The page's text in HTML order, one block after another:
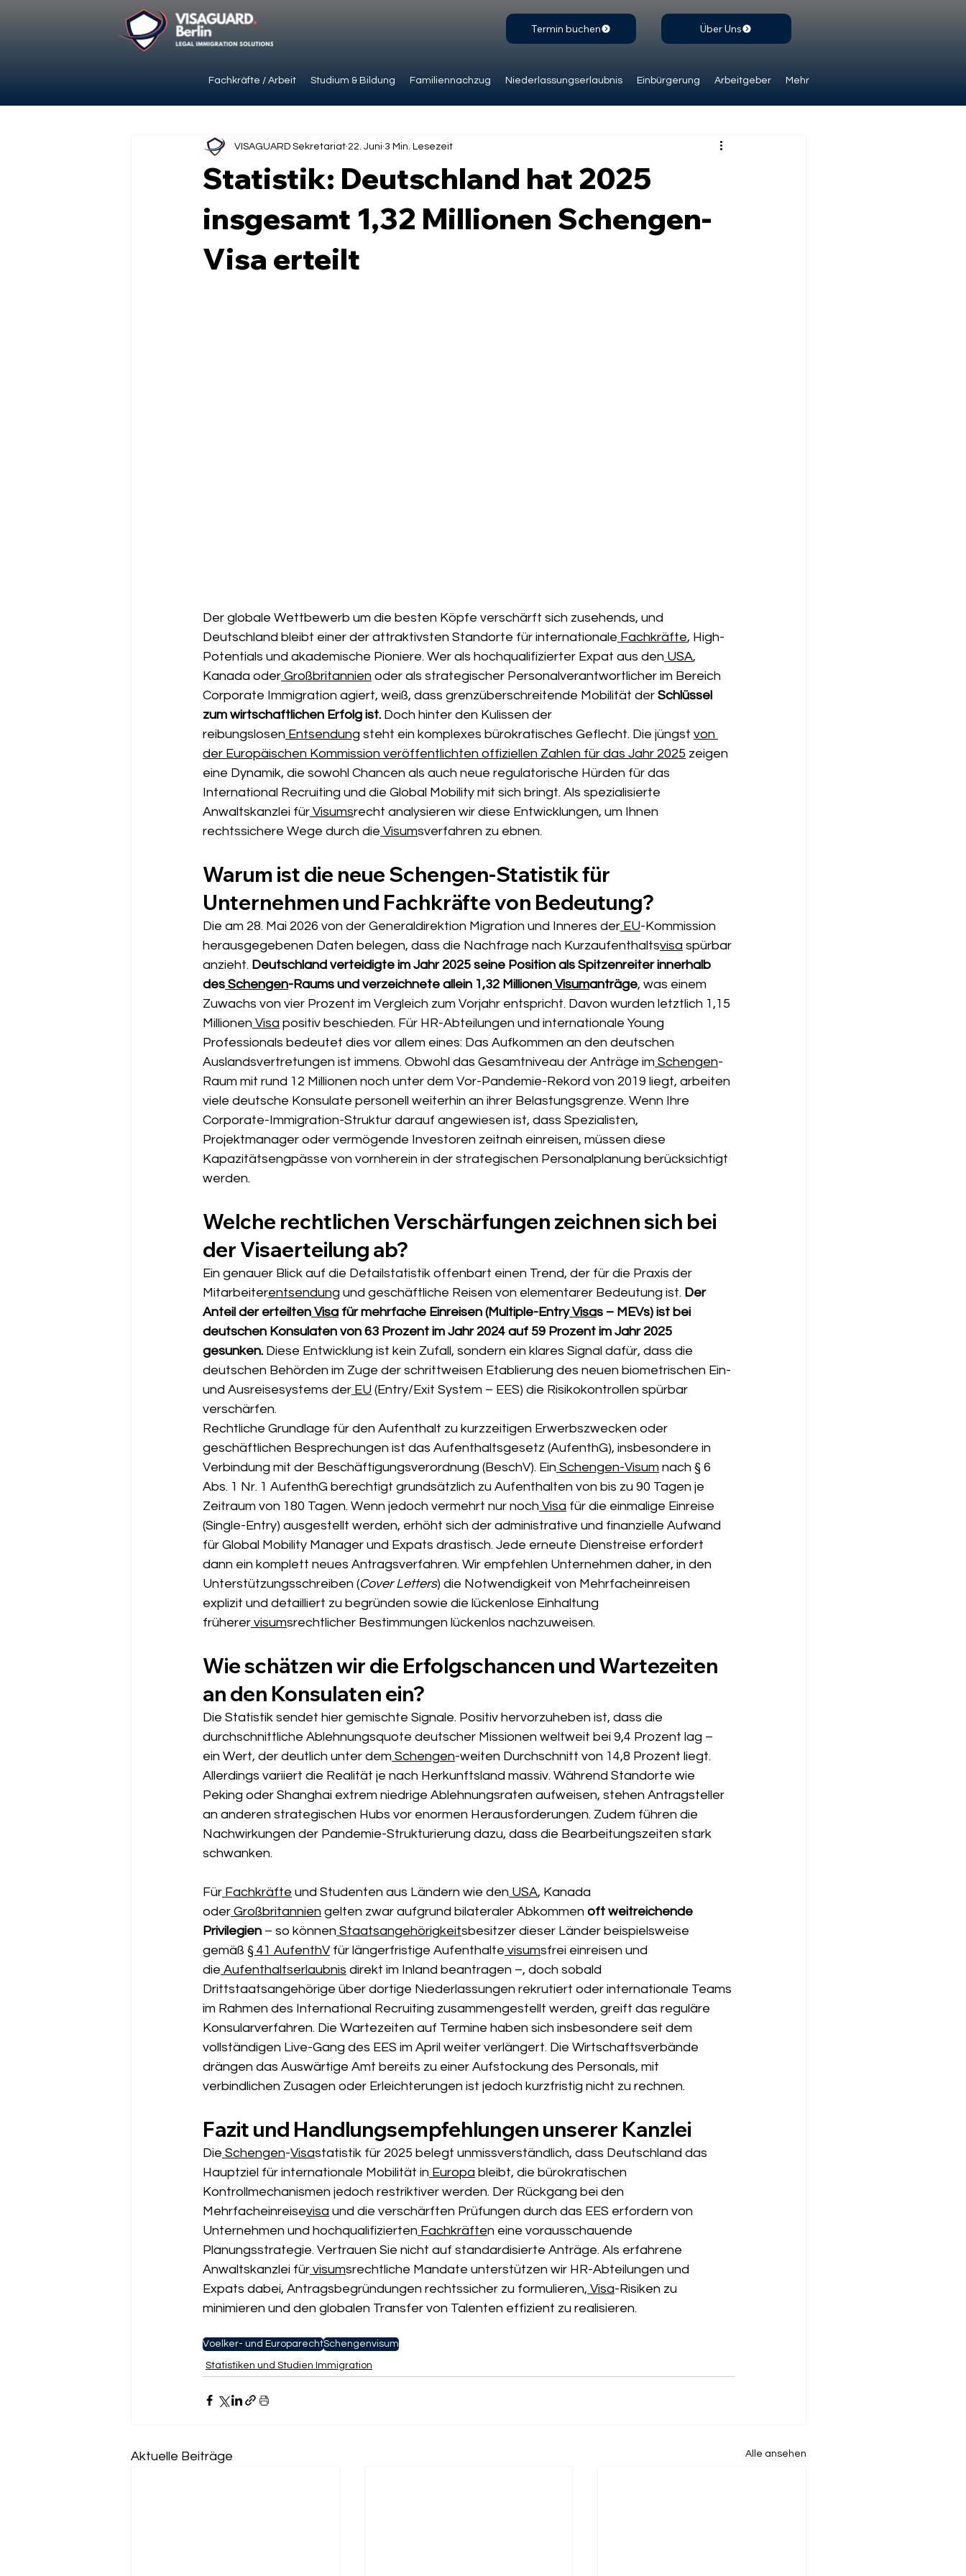
Fachkräfte / Arbeit Studium & Bildung Familiennachzug Niederlassungserlaubnis Einbürgerung Arbeitgeber Mehr
Termin buchen Über Uns
Statistik: Deutschland hat 2025
insgesamt 1,32 Millionen Schengen-
Visa erteilt
VISAGUARD Sekretariat 22. Juni 3 Min. Lesezeit
Der globale Wettbewerb um die besten Köpfe verschärft sich zusehends, und
Deutschland bleibt einer der attraktivsten Standorte für internationale Fachkräfte, High-
Potentials und akademische Pioniere. Wer als hochqualifizierter Expat aus den USA,
Kanada oder Großbritannien oder als strategischer Personalverantwortlicher im Bereich
Corporate Immigration agiert, weiß, dass grenzüberschreitende Mobilität der Schlüssel
zum wirtschaftlichen Erfolg ist. Doch hinter den Kulissen der
reibungslosen Entsendung steht ein komplexes bürokratisches Geflecht. Die jüngst von
der Europäischen Kommission veröffentlichten offiziellen Zahlen für das Jahr 2025 zeigen
eine Dynamik, die sowohl Chancen als auch neue regulatorische Hürden für das
International Recruiting und die Global Mobility mit sich bringt. Als spezialisierte
Anwaltskanzlei für Visumsrecht analysieren wir diese Entwicklungen, um Ihnen
rechtssichere Wege durch die Visumsverfahren zu ebnen.
Warum ist die neue Schengen-Statistik für
Unternehmen und Fachkräfte von Bedeutung?
Die am 28. Mai 2026 von der Generaldirektion Migration und Inneres der EU-Kommission
herausgegebenen Daten belegen, dass die Nachfrage nach Kurzaufenthaltsvisa spürbar
anzieht. Deutschland verteidigte im Jahr 2025 seine Position als Spitzenreiter innerhalb
des Schengen-Raums und verzeichnete allein 1,32 Millionen Visumanträge, was einem
Zuwachs von vier Prozent im Vergleich zum Vorjahr entspricht. Davon wurden letztlich 1,15
Millionen Visa positiv beschieden. Für HR-Abteilungen und internationale Young
Professionals bedeutet dies vor allem eines: Das Aufkommen an den deutschen
Auslandsvertretungen ist immens. Obwohl das Gesamtniveau der Anträge im Schengen-
Raum mit rund 12 Millionen noch unter dem Vor-Pandemie-Rekord von 2019 liegt, arbeiten
viele deutsche Konsulate personell weiterhin an ihrer Belastungsgrenze. Wenn Ihre
Corporate-Immigration-Struktur darauf angewiesen ist, dass Spezialisten,
Projektmanager oder vermögende Investoren zeitnah einreisen, müssen diese
Kapazitätsengpässe von vornherein in der strategischen Personalplanung berücksichtigt
werden.
Welche rechtlichen Verschärfungen zeichnen sich bei
der Visaerteilung ab?
Ein genauer Blick auf die Detailstatistik offenbart einen Trend, der für die Praxis der
Mitarbeiterentsendung und geschäftliche Reisen von elementarer Bedeutung ist. Der
Anteil der erteilten Visa für mehrfache Einreisen (Multiple-Entry Visas – MEVs) ist bei
deutschen Konsulaten von 63 Prozent im Jahr 2024 auf 59 Prozent im Jahr 2025
gesunken. Diese Entwicklung ist kein Zufall, sondern ein klares Signal dafür, dass die
deutschen Behörden im Zuge der schrittweisen Etablierung des neuen biometrischen Ein-
und Ausreisesystems der EU (Entry/Exit System – EES) die Risikokontrollen spürbar
verschärfen.
Rechtliche Grundlage für den Aufenthalt zu kurzzeitigen Erwerbszwecken oder
geschäftlichen Besprechungen ist das Aufenthaltsgesetz (AufenthG), insbesondere in
Verbindung mit der Beschäftigungsverordnung (BeschV). Ein Schengen-Visum nach § 6
Abs. 1 Nr. 1 AufenthG berechtigt grundsätzlich zu Aufenthalten von bis zu 90 Tagen je
Zeitraum von 180 Tagen. Wenn jedoch vermehrt nur noch Visa für die einmalige Einreise
(Single-Entry) ausgestellt werden, erhöht sich der administrative und finanzielle Aufwand
für Global Mobility Manager und Expats drastisch. Jede erneute Dienstreise erfordert
dann ein komplett neues Antragsverfahren. Wir empfehlen Unternehmen daher, in den
Unterstützungsschreiben (Cover Letters) die Notwendigkeit von Mehrfacheinreisen
explizit und detailliert zu begründen sowie die lückenlose Einhaltung
früherer visumsrechtlicher Bestimmungen lückenlos nachzuweisen.
Wie schätzen wir die Erfolgschancen und Wartezeiten
an den Konsulaten ein?
Die Statistik sendet hier gemischte Signale. Positiv hervorzuheben ist, dass die
durchschnittliche Ablehnungsquote deutscher Missionen weltweit bei 9,4 Prozent lag –
ein Wert, der deutlich unter dem Schengen-weiten Durchschnitt von 14,8 Prozent liegt.
Allerdings variiert die Realität je nach Herkunftsland massiv. Während Standorte wie
Peking oder Shanghai extrem niedrige Ablehnungsraten aufweisen, stehen Antragsteller
an anderen strategischen Hubs vor enormen Herausforderungen. Zudem führen die
Nachwirkungen der Pandemie-Strukturierung dazu, dass die Bearbeitungszeiten stark
schwanken.
Für Fachkräfte und Studenten aus Ländern wie den USA, Kanada
oder Großbritannien gelten zwar aufgrund bilateraler Abkommen oft weitreichende
Privilegien – so können Staatsangehörigkeitsbesitzer dieser Länder beispielsweise
gemäß § 41 AufenthV für längerfristige Aufenthalte visumsfrei einreisen und
die Aufenthaltserlaubnis direkt im Inland beantragen –, doch sobald
Drittstaatsangehörige über dortige Niederlassungen rekrutiert oder internationale Teams
im Rahmen des International Recruiting zusammengestellt werden, greift das reguläre
Konsularverfahren. Die Wartezeiten auf Termine haben sich insbesondere seit dem
vollständigen Live-Gang des EES im April weiter verlängert. Die Wirtschaftsverbände
drängen das Auswärtige Amt bereits zu einer Aufstockung des Personals, mit
verbindlichen Zusagen oder Erleichterungen ist jedoch kurzfristig nicht zu rechnen.
Fazit und Handlungsempfehlungen unserer Kanzlei
Die Schengen-Visastatistik für 2025 belegt unmissverständlich, dass Deutschland das
Hauptziel für internationale Mobilität in Europa bleibt, die bürokratischen
Kontrollmechanismen jedoch restriktiver werden. Der Rückgang bei den
Mehrfacheinreisevisa und die verschärften Prüfungen durch das EES erfordern von
Unternehmen und hochqualifizierten Fachkräften eine vorausschauende
Planungsstrategie. Vertrauen Sie nicht auf standardisierte Anträge. Als erfahrene
Anwaltskanzlei für visumsrechtliche Mandate unterstützen wir HR-Abteilungen und
Expats dabei, Antragsbegründungen rechtssicher zu formulieren, Visa-Risiken zu
minimieren und den globalen Transfer von Talenten effizient zu realisieren.
Voelker- und EuroparechtSchengenvisum
Statistiken und Studien Immigration
Aktuelle Beiträge Alle ansehen